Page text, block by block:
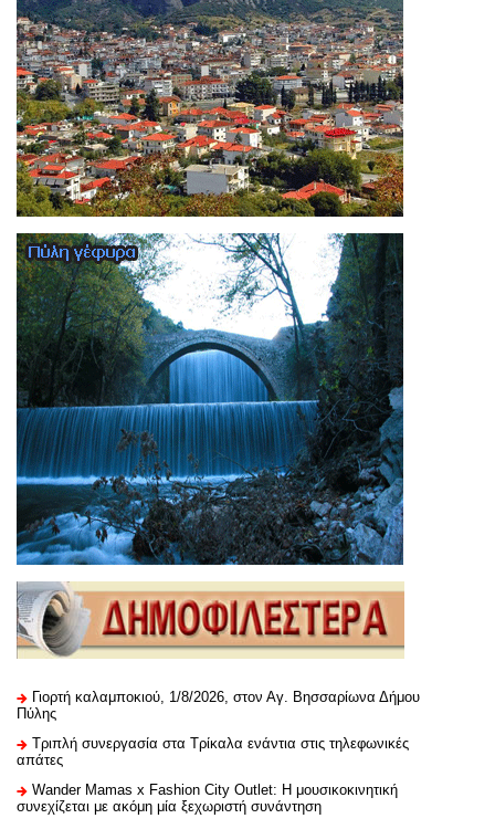
Γιορτή καλαμποκιού, 1/8/2026, στον Αγ. Βησσαρίωνα Δήμου
Πύλης
Τριπλή συνεργασία στα Τρίκαλα ενάντια στις τηλεφωνικές
απάτες
Wander Mamas x Fashion City Outlet: Η μουσικοκινητική
συνεχίζεται με ακόμη μία ξεχωριστή συνάντηση